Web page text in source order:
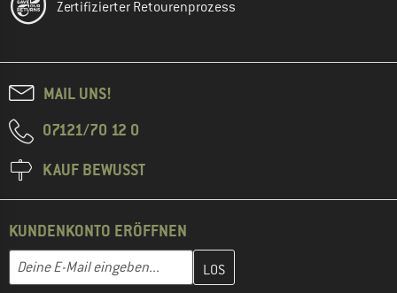
Zertifizierter Retourenprozess
MAIL UNS!
07121/70 12 0
KAUF BEWUSST
KUNDENKONTO ERÖFFNEN
E-Mail-Adresse
Gib hier deine E-Mail-Adresse ein und erstelle im nächsten